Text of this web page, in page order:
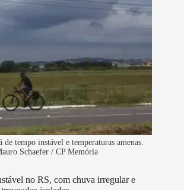
de tempo instável e temperaturas amenas.
Schaefer / CP Memória
no RS, com chuva irregular e